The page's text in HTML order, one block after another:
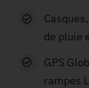
de pluie
GPS
rampes